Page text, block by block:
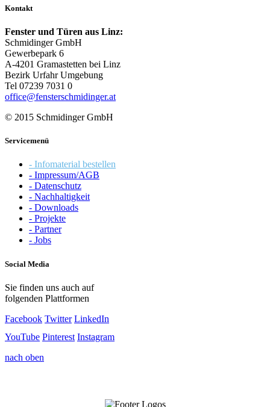
Kontakt
Fenster und Türen aus Linz:
Schmidinger GmbH
Gewerbepark 6
A-4201 Gramastetten bei Linz
Bezirk Urfahr Umgebung
Tel 07239 7031 0
office@fensterschmidinger.at
© 2015 Schmidinger GmbH
Servicemenü
- Infomaterial bestellen
- Impressum/AGB
- Datenschutz
- Nachhaltigkeit
- Downloads
- Projekte
- Partner
- Jobs
Social Media
Sie finden uns auch auf
folgenden Plattformen
Facebook Twitter LinkedIn
YouTube Pinterest Instagram
nach oben